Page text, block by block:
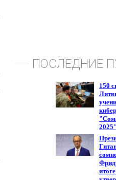
ПОСЛЕДНИЕ